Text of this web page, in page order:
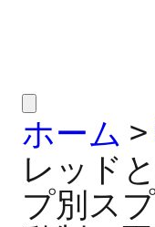
ホーム >
レッド
プ別ス